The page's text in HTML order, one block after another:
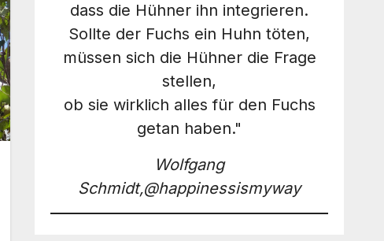
dass die Hühner ihn integrieren.
Sollte der Fuchs ein Huhn töten,
müssen sich die Hühner die Frage
stellen,
ob sie wirklich alles für den Fuchs
getan haben."
Wolfgang
Schmidt,@happinessismyway